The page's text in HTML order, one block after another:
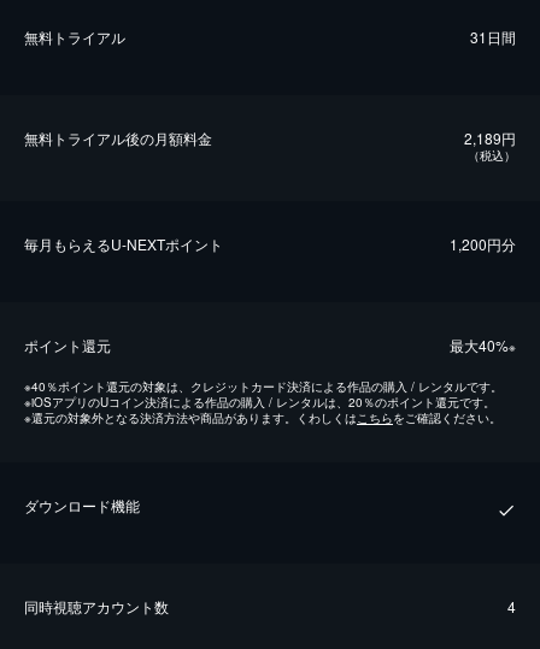
無料トライアル 31日間
無料トライアル後の⽉額料金 2,189円
（税込）
毎⽉もらえるU-NEXTポイント 1,200円分
ポイント還元 最⼤40%※
※40％ポイント還元の対象は、クレジットカード決済による作品の購入 / レンタルです。
※iOSアプリのUコイン決済による作品の購入 / レンタルは、20％のポイント還元です。
※還元の対象外となる決済方法や商品があります。くわしくはこちらをご確認ください。
ダウンロード機能
同時視聴アカウント数 4